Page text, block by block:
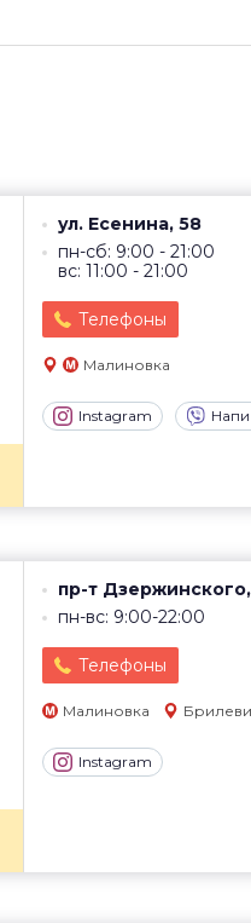
ул. Есенина, 58
пн-сб: 9:00 - 21:00
вс: 11:00 - 21:00
Телефоны
Малиновка
Instagram
пр-т
пн-вс: 9:00-22:00
Телефоны
Малиновка
Instagram